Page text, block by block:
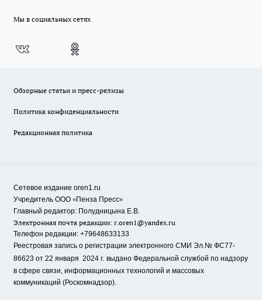
Мы в социальных сетях
Обзорные статьи и пресс-релизы
Политика конфиденциальности
Редакционная политика
Сетевое издание oren1.ru
Учредитель ООО «Пенза Пресс»
Главный редактор: Полудницына Е.В.
Электронная почта редакции: r.oren1@yandex.ru
Телефон редакции: +79648633133
Реестровая запись о регистрации электронного СМИ Эл.№ ФС77-
86623 от 22 января 2024 г. выдано Федеральной службой по надзору
в сфере связи, информационных технологий и массовых
коммуникаций (Роскомнадзор).